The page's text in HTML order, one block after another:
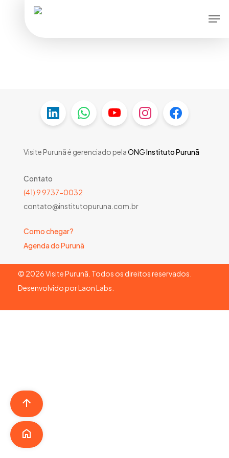
Visite Purunã é gerenciado pelaONGInstituto Purunã
Contato
(41) 9 9737-0032
contato@institutopuruna.com.br
Como chegar?
Agenda do Purunã
© 2026Visite Purunã. Todos os direitos reservados.
Desenvolvido porLaon Labs